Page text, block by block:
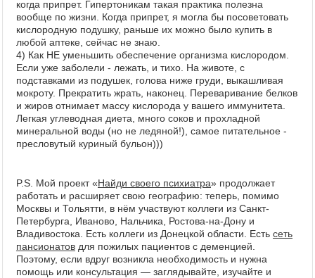
когда припрет. Гипертоникам такая практика полезна
вообще по жизни. Когда припрет, я могла бы посоветовать
кислородную подушку, раньше их можно было купить в
любой аптеке, сейчас не знаю.
4) Как НЕ уменьшить обеспечение организма кислородом.
Если уже заболели - лежать, и тихо. На животе, с
подставками из подушек, голова ниже груди, выкашливая
мокроту. Прекратить жрать, наконец. Переваривание белков
и жиров отнимает массу кислорода у вашего иммунитета.
Легкая углеводная диета, много соков и прохладной
минеральной воды (но не ледяной!), самое питательное -
пресловутый куриный бульон)))
P.S. Мой проект «Найди своего психиатра» продолжает
работать и расширяет свою географию: теперь, помимо
Москвы и Тольятти, в нём участвуют коллеги из Санкт-
Петербурга, Иваново, Нальчика, Ростова-на-Дону и
Владивостока. Есть коллеги из Донецкой области. Есть сеть
пансионатов для пожилых пациентов с деменцией.
Поэтому, если вдруг возникла необходимость и нужна
помощь или консультация — заглядывайте, изучайте и